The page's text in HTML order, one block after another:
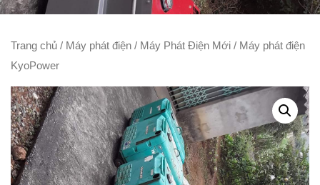
Trang chủ / Máy phát điện / Máy Phát Điện Mới / Máy phát điện
KyoPower